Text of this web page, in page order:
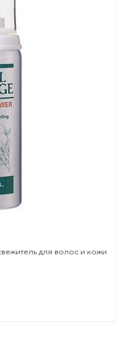
для волос и кожи